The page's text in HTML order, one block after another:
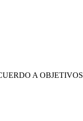
A OBJETIVOS